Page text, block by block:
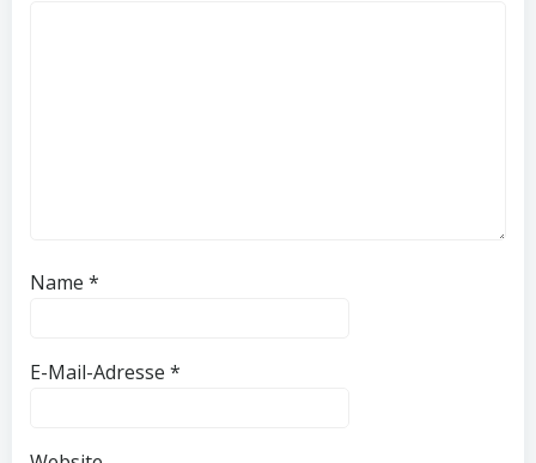
Name *
E-Mail-Adresse *